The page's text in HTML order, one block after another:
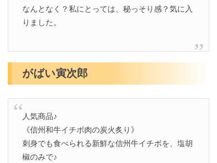
なんとなく？私にとっては、秘っそり感？気に入
りました。
がばい寅次郎
人気商品♪
《信州和牛イチボ肉の炭火炙り》
刺身でも食べられる新鮮な信州牛イチボを、塩胡
椒のみで♪